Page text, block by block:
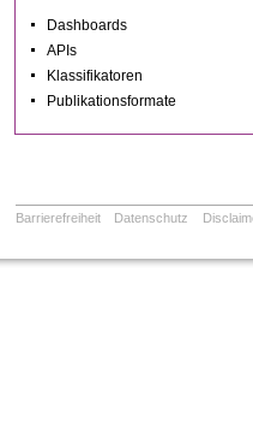
Dashboards
APIs
Klassifikatoren
Publikationsformate
Barrierefreiheit Datenschutz